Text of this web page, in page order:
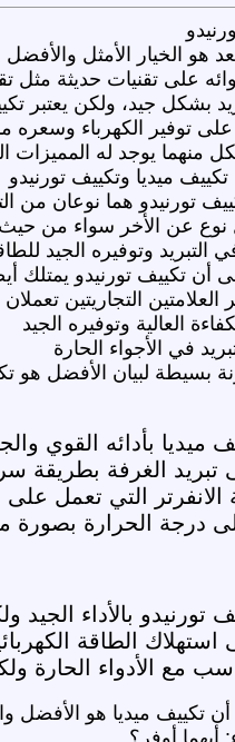
هو الخيار الأمثل والأفضل
على تقنيات حديثة مثل
بشكل جيد، ولكن يعتبر
توفير الكهرباء
منهما يوجد له
ميديا وتكييف تورنيدو
تورنيدو هما نوعان من
عن الأخر سواء من حيث
التبريد وتوفيره الجيد
أن تكييف تورنيدو يمتلك
التجاريتين
العالية وتوفيره الجيد
في الأجواء الحارة
لبيان الأفضل هو
ميديا بأدائه القوي
الغرفة بطريقة
الانفرتر التي تعمل على
درجة الحرارة بصورة
تورنيدو بالأداء
الطاقة
مع الأدواء الحارة
تكييف ميديا هو الأفضل
أيهما أوفر؟